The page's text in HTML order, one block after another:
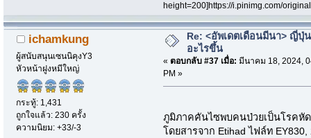
height=200]https://i.pinimg.com/
ichamkung
ผู้สนับสนุนเซนนิคุงY3
หัวหน้าฝูงหมีใหญ่
กระทู้: 1,431
ถูกใจแล้ว: 230 ครั้ง
ความนิยม: +33/-3
Re: <อัพเดตเดือนมีนา> ญี่ปุ่
อะไรขึ้น
« ตอบกลับ #37 เมื่อ: มีนาคม 18, 2024,
PM »
ภูมิภาคคันไซพบคนป่วยเป็นโรคหั
โดยสารจาก Etihad ไฟล์ท